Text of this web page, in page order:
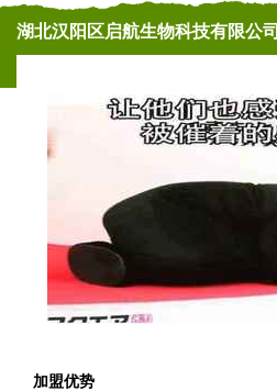
湖北汉阳区启航生物科技有限公司
加盟优势